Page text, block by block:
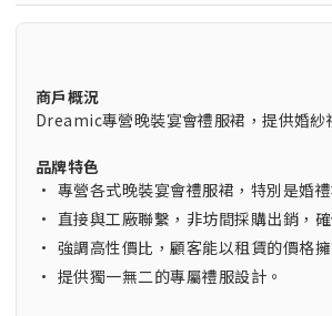
商戶概況
Dreamic專營晚裝宴會禮服裙，提供婚紗
品牌特色
• 專營各式晚裝宴會禮服裙，特別是婚
• 直接與工廠聯繫，非坊間採購出銷，
• 強調高性價比，顧客能以租賃的價格
• 提供獨一無二的專屬禮服設計。